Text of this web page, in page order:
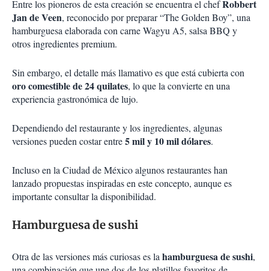
Entre los pioneros de esta creación se encuentra el chefRobbert
Jan de Veen, reconocido por preparar “The Golden Boy”, una
hamburguesa elaborada con carne Wagyu A5, salsa BBQ y
otros ingredientes premium.
Sin embargo, el detalle más llamativo es que está cubierta con
oro comestible de 24 quilates, lo que la convierte en una
experiencia gastronómica de lujo.
Dependiendo del restaurante y los ingredientes, algunas
versiones pueden costar entre5 mil y 10 mil dólares.
Incluso en la Ciudad de México algunos restaurantes han
lanzado propuestas inspiradas en este concepto, aunque es
importante consultar la disponibilidad.
Hamburguesa de sushi
Otra de las versiones más curiosas es lahamburguesa de sushi,